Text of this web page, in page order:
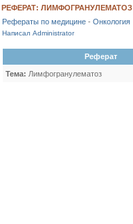
РЕФЕРАТ: ЛИМФОГРАНУЛЕМАТОЗ
Рефераты по медицине - Онкология
Написал Administrator
Реферат
Тема: Лимфогранулематоз